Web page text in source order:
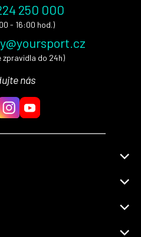
250 000
- 16:00 hod.)
zpravidla do 24h)
nás